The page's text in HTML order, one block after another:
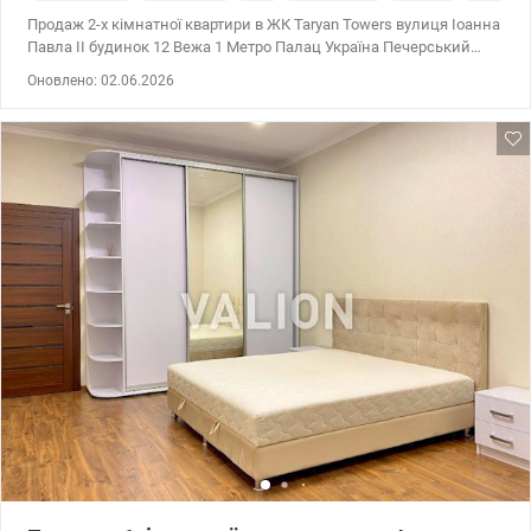
Продаж 2-х кімнатної квартири в ЖК Taryan Towers вулиця Іоанна
Павла II будинок 12 Вежа 1 Метро Палац Україна Печерський
санвузла, дві гардеробні кімнати. Панорамні вікна. Тип
планування 2F. Житловий комплекс преміум-класу. Комплекс
складається із трьох Веж, кожна має свою концепцію на даху. У
першій вежі буде розташований панорамний ресторан з
краєвидами на Київ, на даху другої вежі - парк просто неба, а на
даху третьої - кінотеатр, планетарій та музей майбутнього із
зоною інновацій та розваг. Всі Вежі з'єднано скляними мостами,
для прогулянок на висоті пташиного польоту. У стілобатній
частині - розміститься галерея бутиків, супермаркет преміум-
класу, кафе, центр дитячого розвитку, лайф-стайл курорт Tsarsky:
спортивна зала, зона спа і відпочинку, 2 басейни, з відкритою
зоною шезлонгів та інші об'єкти інфраструктури. Taryan Towers —
це житловий комплекс преміум-класу, перша, друга вежа якого
вже в експлуатації. Всього в комплексі передбачено три
багатоповерхівки. Комплекс задовольнить навіть
найвибагливіших мешканців, завдяки власній інфраструктурі та
розкішному дизайну. Територію навколо комплексу
Оновлено: 02.06.2026